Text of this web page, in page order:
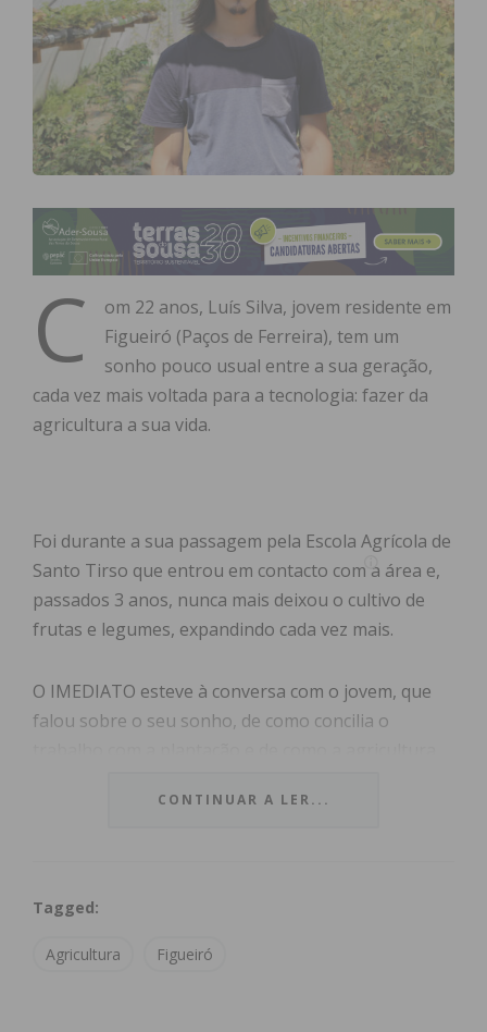
C
om 22 anos, Luís Silva, jovem residente em
Figueiró (Paços de Ferreira), tem um
sonho pouco usual entre a sua geração,
cada vez mais voltada para a tecnologia: fazer da
agricultura a sua vida.
Foi durante a sua passagem pela Escola Agrícola de
Santo Tirso que entrou em contacto com a área e,
passados 3 anos, nunca mais deixou o cultivo de
frutas e legumes, expandindo cada vez mais.
O IMEDIATO esteve à conversa com o jovem, que
falou sobre o seu sonho, de como concilia o
CONTINUAR A LER...
Tagged:
Agricultura Figueiró